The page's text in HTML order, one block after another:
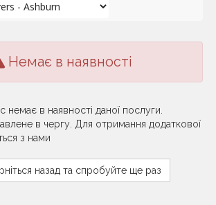
Немає в наявності
немає в наявності даної послуги.
в чергу. Для отримання додаткової
з нами
назад та спробуйте ще раз